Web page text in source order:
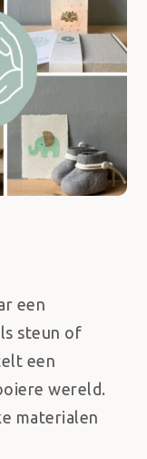
een
steun of
een
wereld.
materialen